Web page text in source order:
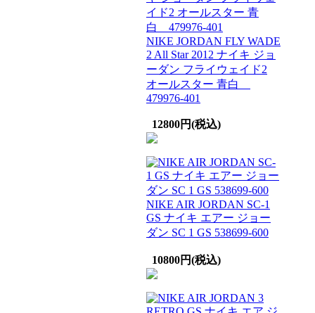
NIKE JORDAN FLY WADE
2 All Star 2012 ナイキ ジョ
ーダン フライウェイド2
オールスター 青白
479976-401
12800円(税込)
NIKE AIR JORDAN SC-1
GS ナイキ エアー ジョー
ダン SC 1 GS 538699-600
10800円(税込)